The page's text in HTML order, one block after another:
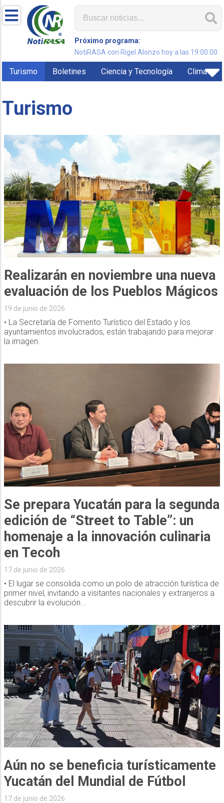
Próximo programa:
NotiRASA con Rigel Alonzo hoy a las 19:00:00
Turismo Boletines Ciencia y Tecnología Clima
Turismo
Realizarán en noviembre una nueva
evaluación de los Pueblos Mágicos
19 de junio de 2026
• La Secretaría de Fomento Turístico del Estado y los
ayuntamientos involucrados, están trabajando para mejorar
la imagen.
Se prepara Yucatán para la segunda
edición de “Street to Table”: un
homenaje a la innovación culinaria
en Tecoh
17 de junio de 2026
• El lugar se consolida como un polo de atracción turística de
primer nivel, invitando a visitantes nacionales y extranjeros a
descubrir la evolución...
Aún no se beneficia turísticamente
Yucatán del Mundial de Fútbol
17 de junio de 2026